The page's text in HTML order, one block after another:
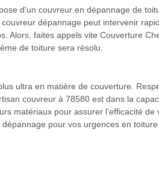
d'un couvreur en dépannage de
dépannage peut intervenir
Alors, faites appels vite Couverture
de toiture sera résolu.
ultra en matière de couverture.
couvreur à 78580 est dans la
matériaux pour assurer l’efficacité
pour vos urgences en toiture